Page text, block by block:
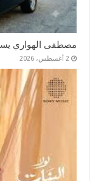
مصطفى الهواري
2 أغسطس، 2026